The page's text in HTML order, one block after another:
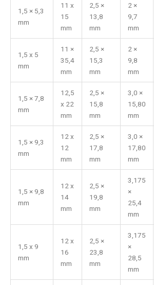
1,5 × 5,3
mm
11 x
15
mm
2,5 ×
13,8
mm
2 ×
9,7
mm
1,5 x 5
mm
11 ×
35,4
mm
2,5 ×
15,3
mm
2 ×
9,8
mm
1,5 × 7,8
mm
12,5
x 22
mm
2,5 ×
15,8
mm
3,0 ×
15,80
mm
1,5 × 9,3
mm
12 x
12
mm
2,5 ×
17,8
mm
3,0 ×
17,80
mm
1,5 × 9,8
mm
12 x
14
mm
2,5 ×
19,8
mm
3,175
×
25,4
mm
1,5 x 9
mm
12 x
16
mm
2,5 ×
23,8
mm
3,175
×
28,5
mm